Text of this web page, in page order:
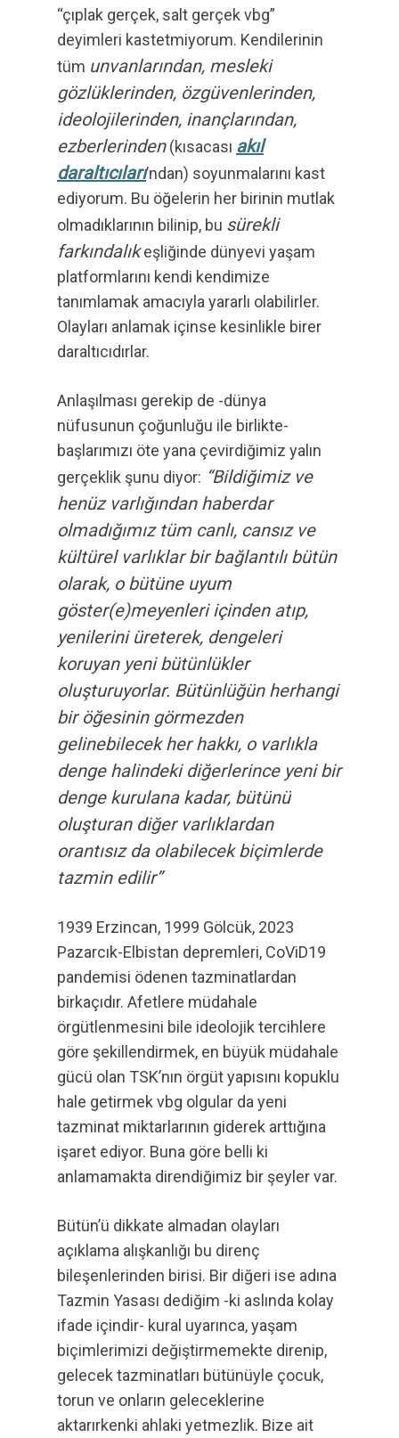
“çıplak gerçek, salt gerçek vbg”
deyimleri kastetmiyorum. Kendilerinin
tüm unvanlarından, mesleki
gözlüklerinden, özgüvenlerinden,
ideolojilerinden, inançlarından,
ezberlerinden(kısacası akıl
daraltıcıları’ndan) soyunmalarını kast
ediyorum. Bu öğelerin her birinin mutlak
olmadıklarının bilinip, bu sürekli
farkındalıkeşliğinde dünyevi yaşam
platformlarını kendi kendimize
tanımlamak amacıyla yararlı olabilirler.
Olayları anlamak içinse kesinlikle birer
daraltıcıdırlar.
Anlaşılması gerekip de -dünya
nüfusunun çoğunluğu ile birlikte-
başlarımızı öte yana çevirdiğimiz yalın
gerçeklik şunu diyor: “Bildiğimiz ve
henüz varlığından haberdar
olmadığımız tüm canlı, cansız ve
kültürel varlıklar bir bağlantılı bütün
olarak, o bütüne uyum
göster(e)meyenleri içinden atıp,
yenilerini üreterek, dengeleri
koruyan yeni bütünlükler
oluşturuyorlar. Bütünlüğün herhangi
bir öğesinin görmezden
gelinebilecek her hakkı, o varlıkla
denge halindeki diğerlerince yeni bir
denge kurulana kadar, bütünü
oluşturan diğer varlıklardan
orantısız da olabilecek biçimlerde
tazmin edilir”
1939 Erzincan, 1999 Gölcük, 2023
Pazarcık-Elbistan depremleri, CoViD19
pandemisi ödenen tazminatlardan
birkaçıdır. Afetlere müdahale
örgütlenmesini bile ideolojik tercihlere
göre şekillendirmek, en büyük müdahale
gücü olan TSK’nın örgüt yapısını kopuklu
hale getirmek vbg olgular da yeni
tazminat miktarlarının giderek arttığına
işaret ediyor. Buna göre belli ki
anlamamakta direndiğimiz bir şeyler var.
Bütün’ü dikkate almadan olayları
açıklama alışkanlığı bu direnç
bileşenlerinden birisi. Bir diğeri ise adına
Tazmin Yasası dediğim -ki aslında kolay
ifade içindir- kural uyarınca, yaşam
biçimlerimizi değiştirmemekte direnip,
gelecek tazminatları bütünüyle çocuk,
torun ve onların geleceklerine
aktarırkenki ahlaki yetmezlik. Bize ait